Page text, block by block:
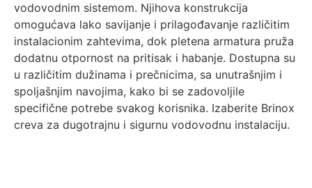
vodovodnim sistemom. Njihova konstrukcija
omogućava lako savijanje i prilagođavanje različitim
instalacionim zahtevima, dok pletena armatura pruža
dodatnu otpornost na pritisak i habanje. Dostupna su
u različitim dužinama i prečnicima, sa unutrašnjim i
spoljašnjim navojima, kako bi se zadovoljile
specifične potrebe svakog korisnika. Izaberite Brinox
creva za dugotrajnu i sigurnu vodovodnu instalaciju.